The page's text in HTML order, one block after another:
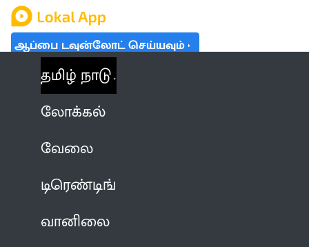
ஆப்பை டவுன்லோட் செய்யவும்
தமிழ் நாடு
லோக்கல்
வேலை
டிரெண்டிங்
வானிலை